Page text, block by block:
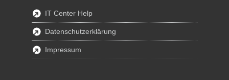
IT Center Help
Datenschutzerklärung
Impressum